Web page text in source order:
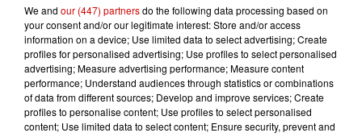
un...
8h49
Rennes : enquête ouverte après
un accident impliquant un
conducteur...
We and our (447) partnersdo the following data processing based on
your consent and/or our legitimate interest: Store and/or access
information on a device; Use limited data to select advertising; Create
profiles for personalised advertising; Use profiles to select personalised
advertising; Measure advertising performance; Measure content
performance; Understand audiences through statistics or combinations
of data from different sources; Develop and improve services; Create
profiles to personalise content; Use profiles to select personalised
content; Use limited data to select content; Ensure security, prevent and